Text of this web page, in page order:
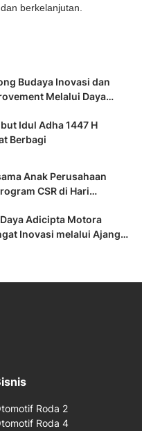
berkelanjutan.
Budaya Inovasi dan
Melalui Daya
2026
Idul Adha 1447 H
Berbagi
Anak Perusahaan
CSR di Hari
2026
Adicipta Motora
Inovasi melalui Ajang
2026
Roda 2
Roda 4